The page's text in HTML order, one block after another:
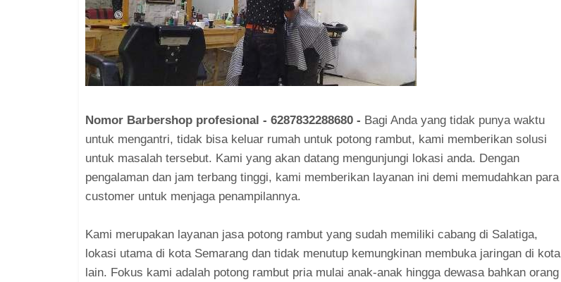
Nomor Barbershop profesional - 6287832288680 - Bagi Anda yang tidak punya waktu
untuk mengantri, tidak bisa keluar rumah untuk potong rambut, kami memberikan solusi
untuk masalah tersebut. Kami yang akan datang mengunjungi lokasi anda. Dengan
pengalaman dan jam terbang tinggi, kami memberikan layanan ini demi memudahkan para
customer untuk menjaga penampilannya.
Kami merupakan layanan jasa potong rambut yang sudah memiliki cabang di Salatiga,
lokasi utama di kota Semarang dan tidak menutup kemungkinan membuka jaringan di kota
lain. Fokus kami adalah potong rambut pria mulai anak-anak hingga dewasa bahkan orang